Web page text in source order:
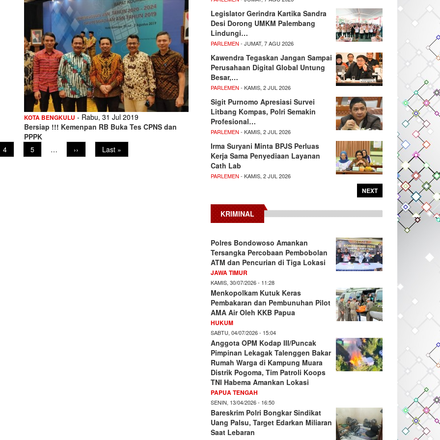
KOTA BENGKULU - Rabu, 31 Jul 2019
Bersiap !!! Kemenpan RB Buka Tes CPNS dan
PPPK
Page
4 Page
5 …
Next
page
››
Last
page
Last »
Legislator Gerindra Kartika Sandra
Desi Dorong UMKM Palembang
Lindungi…
PARLEMEN - JUMAT, 7 AGU 2026
Kawendra Tegaskan Jangan Sampai
Perusahaan Digital Global Untung
Besar,…
PARLEMEN - KAMIS, 2 JUL 2026
Sigit Purnomo Apresiasi Survei
Litbang Kompas, Polri Semakin
Profesional…
PARLEMEN - KAMIS, 2 JUL 2026
Irma Suryani Minta BPJS Perluas
Kerja Sama Penyediaan Layanan
Cath Lab
PARLEMEN - KAMIS, 2 JUL 2026
NEXT
KRIMINAL
Polres Bondowoso Amankan
Tersangka Percobaan Pembobolan
ATM dan Pencurian di Tiga Lokasi
JAWA TIMUR
KAMIS, 30/07/2026 - 11:28
Menkopolkam Kutuk Keras
Pembakaran dan Pembunuhan Pilot
AMA Air Oleh KKB Papua
HUKUM
SABTU, 04/07/2026 - 15:04
Anggota OPM Kodap III/Puncak
Pimpinan Lekagak Talenggen Bakar
Rumah Warga di Kampung Muara
Distrik Pogoma, Tim Patroli Koops
TNI Habema Amankan Lokasi
PAPUA TENGAH
SENIN, 13/04/2026 - 16:50
Bareskrim Polri Bongkar Sindikat
Uang Palsu, Target Edarkan Miliaran
Saat Lebaran